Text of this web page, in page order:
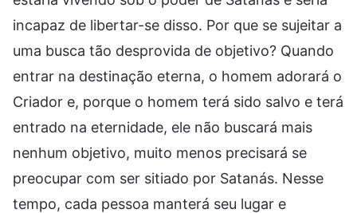
incapaz de libertar-se disso. Por que se sujeitar a
uma busca tão desprovida de objetivo? Quando
entrar na destinação eterna, o homem adorará o
Criador e, porque o homem terá sido salvo e terá
entrado na eternidade, ele não buscará mais
nenhum objetivo, muito menos precisará se
preocupar com ser sitiado por Satanás. Nesse
tempo, cada pessoa manterá seu lugar e